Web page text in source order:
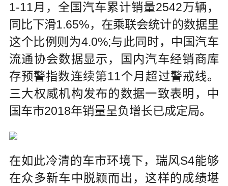
1-11月，全国汽车累计销量2542万辆，
同比下滑1.65%，在乘联会统计的数据里
这个比例则为4.0%;与此同时，中国汽车
流通协会数据显示，国内汽车经销商库
存预警指数连续第11个月超过警戒线。
三大权威机构发布的数据一致表明，中
国车市2018年销量呈负增长已成定局。
在如此冷清的车市环境下，瑞风S4能够
在众多新车中脱颖而出，这样的成绩堪